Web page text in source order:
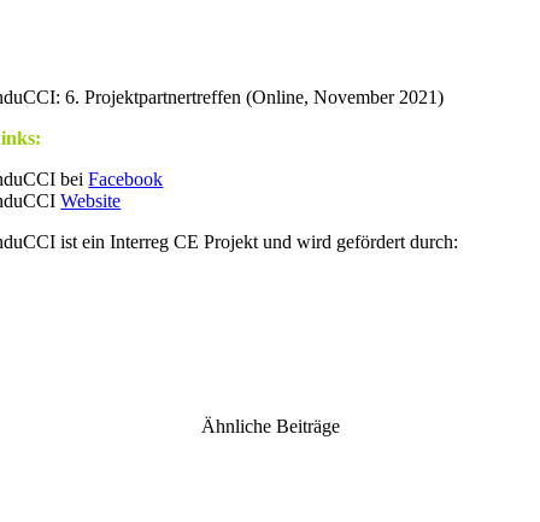
6. Projektpartnertreffen (Online, November 2021)
beiFacebook
Website
ist ein Interreg CE Projekt und wird gefördert durch:
Ähnliche Beiträge